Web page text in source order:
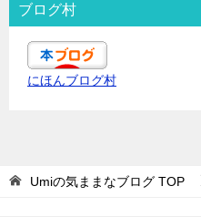
ブログ村
にほんブログ村
Umiの気ままなブログ TOP